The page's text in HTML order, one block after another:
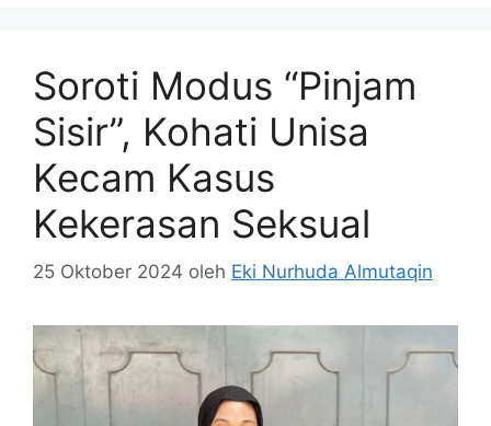
Soroti Modus “Pinjam
Sisir”, Kohati Unisa
Kecam Kasus
Kekerasan Seksual
25 Oktober 2024 oleh Eki Nurhuda Almutaqin